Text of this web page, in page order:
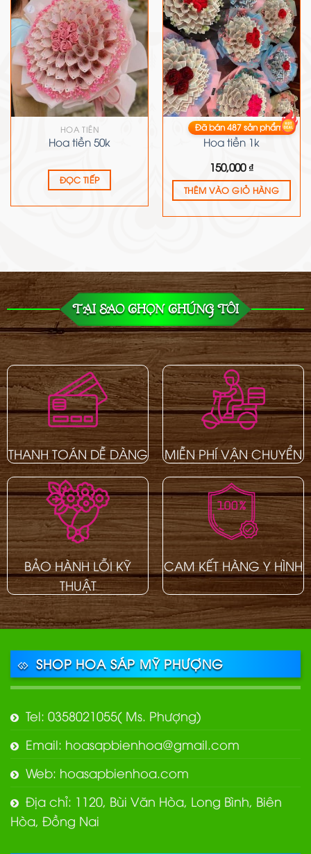
HOA TIỀN
Hoa tiền 50k
ĐỌC TIẾP
HOA TIỀN
Hoa tiền 1k
150,000₫
Đã bán487sản phẩm
THÊM VÀO GIỎ HÀNG
TẠI SAO CHỌN CHÚNG TÔI
THANH TOÁN DỄ DÀNG MIỄN PHÍ VẬN CHUYỂN
BẢO HÀNH LỖI KỸ
THUẬT
CAM KẾT HÀNG Y HÌNH
SHOP HOA SÁP MỸ PHƯỢNG
Tel: 0358021055( Ms. Phượng)
Email: hoasapbienhoa@gmail.com
Web: hoasapbienhoa.com
Địa chỉ: 1120, Bùi Văn Hòa, Long Bình, Biên
Hòa, Đồng Nai